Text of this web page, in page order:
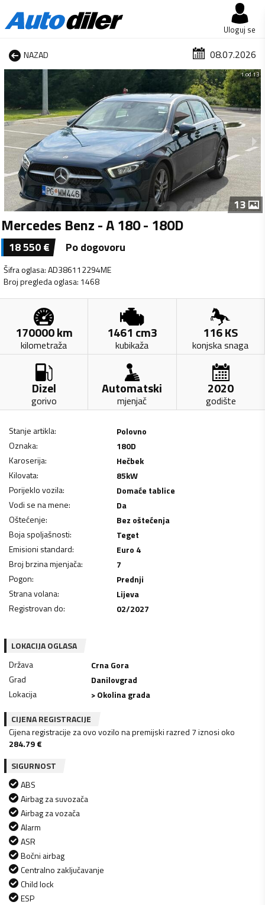
Uloguj se
NAZAD 08.07.2026
1 od 13
13
Mercedes Benz - A 180 - 180D
18 550€ Po dogovoru
Šifra oglasa:AD386112294ME
Broj pregleda oglasa: 1468
170000km
kilometraža
1461 cm3
kubikaža
116KS
konjska snaga
Dizel
gorivo
Automatski
mjenjač
2020
godište
Stanje artikla:
Polovno
Oznaka:
180D
Karoserija:
Hečbek
Kilovata: 85kW
Porijeklo vozila:
Domaće tablice
Vodi se na mene:
Da
Oštećenje:
Bez oštećenja
Boja spoljašnosti:
Teget
Emisioni standard:
Euro 4
Broj brzina mjenjača:
7
Pogon:
Prednji
Strana volana:
Lijeva
Registrovan do: 02/2027
LOKACIJA OGLASA
Država
Crna Gora
Grad
Danilovgrad
Lokacija
> Okolina grada
CIJENA REGISTRACIJE
Cijena registracije za ovo vozilo na premijski razred 7 iznosi oko
284.79€
SIGURNOST
ABS
Airbag za suvozača
Airbag za vozača
Alarm
ASR
Bočni airbag
Centralno zaključavanje
Child lock
ESP